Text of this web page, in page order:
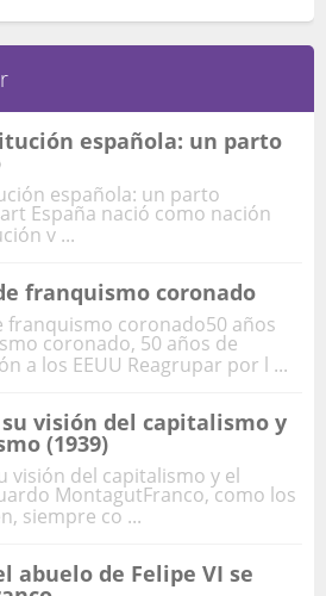
española: un parto
española: un parto
España nació como nación
v ...
franquismo coronado
franquismo coronado50 años
coronado, 50 años de
a los EEUU Reagrupar por l ...
su visión del capitalismo y
(1939)
visión del capitalismo y el
MontagutFranco, como los
siempre co ...
abuelo de Felipe VI se